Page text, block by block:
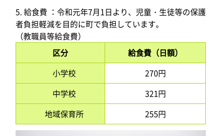
5. 給食費 ：令和元年7月1日より、児童・生徒等の保護
者負担軽減を目的に町で負担しています。
（教職員等給食費）
区分
給食費（日額）
小学校
270円
中学校
321円
地域保育所
255円